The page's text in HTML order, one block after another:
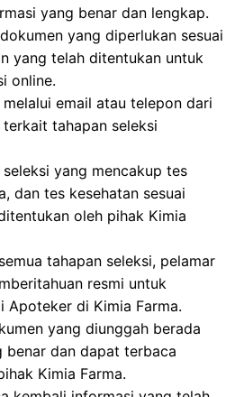
yang benar dan lengkap.
yang diperlukan sesuai
yang telah ditentukan untuk
online.
email atau telepon dari
tahapan seleksi
yang mencakup tes
dan tes kesehatan sesuai
oleh pihak Kimia
tahapan seleksi, pelamar
resmi untuk
Apoteker di Kimia Farma.
yang diunggah berada
benar dan dapat terbaca
Kimia Farma.